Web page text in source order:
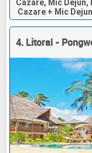
Cazare, Mic Dejun,
Cazare + Mic Dejun
4. Litoral -